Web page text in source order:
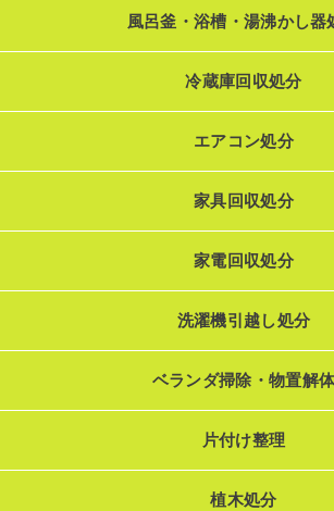
風呂釜・浴槽・湯沸かし器
冷蔵庫回収処分
エアコン処分
家具回収処分
家電回収処分
洗濯機引越し処分
ベランダ掃除・物置解
片付け整理
植木処分